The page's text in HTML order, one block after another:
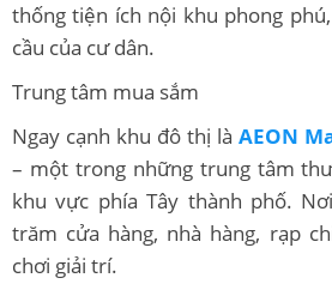
thống tiện ích nội khu phong
cầu của cư dân.
Trung tâm mua sắm
Ngay cạnh khu đô thị là AEON
– một trong những trung tâm
khu vực phía Tây thành phố.
trăm cửa hàng, nhà hàng, rạp
chơi giải trí.